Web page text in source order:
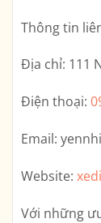
Thông tin
Địa chỉ: 111
Điện thoại:
Email:
Website:
Với những